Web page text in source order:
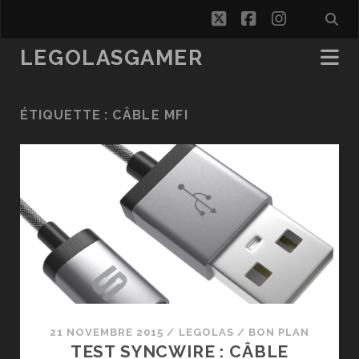
twitterfacebook
LEGOLASGAMER
ÉTIQUETTE : CÂBLE MFI
21 NOVEMBRE 2015 / LEGOLAS / BON PLAN
TEST SYNCWIRE : CÂBLE